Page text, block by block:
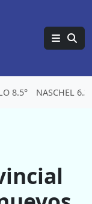
8.5° NASCHEL 6.3°